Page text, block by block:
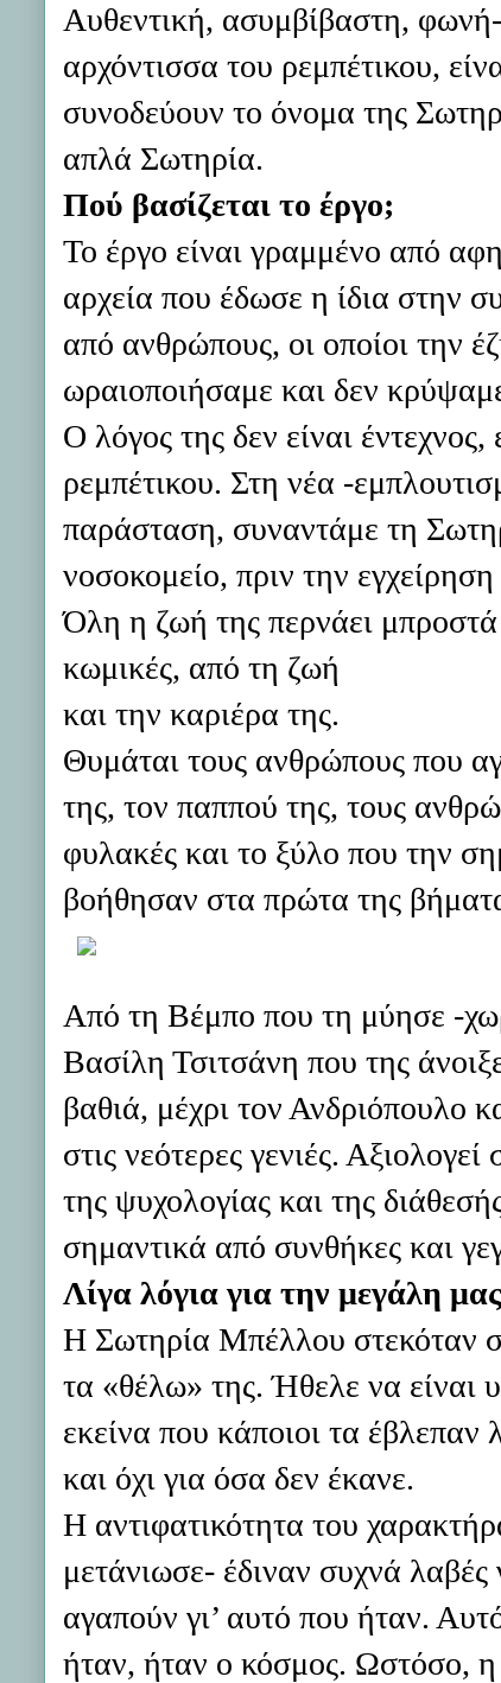
Αυθεντική, ασυμβίβαστη,
αρχόντισσα του ρεμπέτικου,
συνοδεύουν το όνομα της
απλά Σωτηρία.
Πού βασίζεται το έργο;
Το έργο είναι γραμμένο από
αρχεία που έδωσε η ίδια στην
από ανθρώπους, οι οποίοι την
ωραιοποιήσαμε και δεν
Ο λόγος της δεν είναι
ρεμπέτικου. Στη νέα -
παράσταση, συναντάμε τη
νοσοκομείο, πριν την
Όλη η ζωή της περνάει μπροστά
κωμικές, από τη ζωή
και την καριέρα της.
Θυμάται τους ανθρώπους που
της, τον παππού της, τους
φυλακές και το ξύλο που την
βοήθησαν στα πρώτα της
Από τη Βέμπο που τη μύησε -
Βασίλη Τσιτσάνη που της
βαθιά, μέχρι τον Ανδριόπουλο
στις νεότερες γενιές.
της ψυχολογίας και της
σημαντικά από συνθήκες και
Λίγα λόγια για την μεγάλη
Η Σωτηρία Μπέλλου στεκόταν
τα «θέλω» της. Ήθελε να είναι
εκείνα που κάποιοι τα έβλεπαν
και όχι για όσα δεν έκανε.
Η αντιφατικότητα του
μετάνιωσε- έδιναν συχνά
αγαπούν γι’ αυτό που ήταν.
ήταν, ήταν ο κόσμος. Ωστόσο,